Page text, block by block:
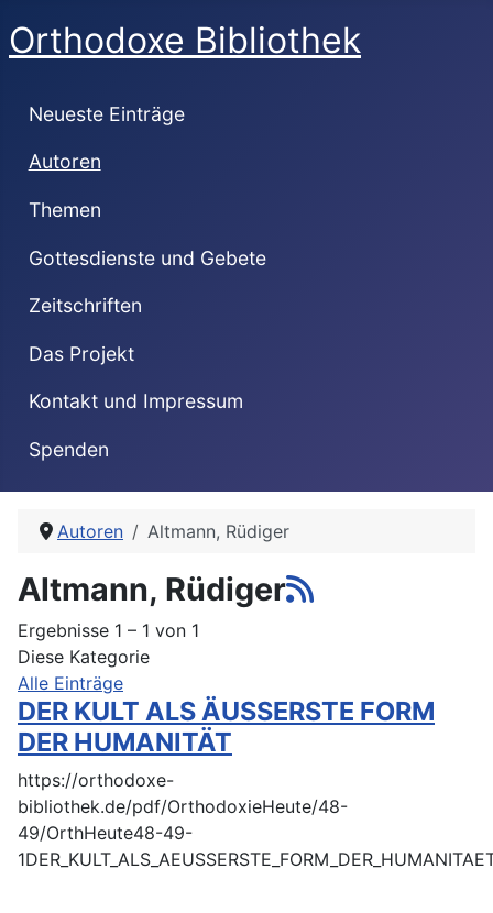
Orthodoxe Bibliothek
Neueste Einträge
Autoren
Themen
Gottesdienste und Gebete
Zeitschriften
Das Projekt
Kontakt und Impressum
Spenden
Autoren Altmann, Rüdiger
Altmann, Rüdiger
Ergebnisse 1 – 1 von 1
Diese Kategorie
Alle Einträge
DER KULT ALS ÄUSSERSTE FORM
DER HUMANITÄT
https://orthodoxe-
bibliothek.de/pdf/OrthodoxieHeute/48-
49/OrthHeute48-49-